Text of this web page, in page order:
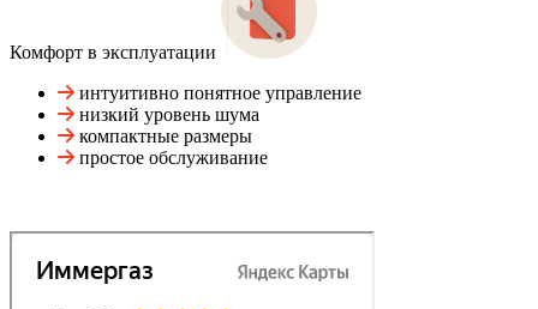
Комфорт в эксплуатации
интуитивно понятное управление
низкий уровень шума
компактные размеры
простое обслуживание